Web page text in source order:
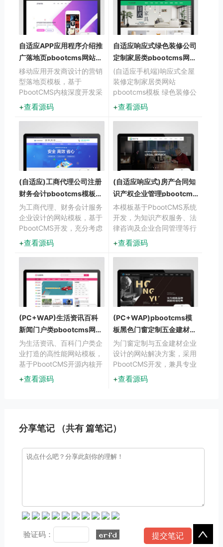
自适应APP应用程序介绍推
广落地页pbootcms网站源
码下载
移动应用开发商设计的营销
型落地页模板，基于
PbootCMS内核深度开发采
用前沿响应式架构，无缝适
配手机端操作习惯与PC端
展示需求。
查看源码
自适应响应式绿色装修公司
定制家居类pbootcms网站
下载
(自适应手机端)响应式全屋
装修定制家居类网站
pbootcms模板 绿色装修公
司网站源码下载PbootCMS
内核开发的网站模板，该模
板适用于装修定制网站、装
查看源码
(自适应)工商代理公司注册
财务会计pbootcms模板免
费下载
为工商代理、财务会计服务
企业设计的网站模板，基于
PbootCMS开发，充分考虑
了企业服务行业的展示需求
与客户转化路径。设计风格
专业严谨，布局清晰合理，
呈现企业服务内容与专业优
势。
查看源码
(自适应响应式)房产合同知
识产权企业管理pbootcms
模板下载
本模板基于PbootCMS系统
开发，为知识产权服务、法
律咨询及企业合同管理等行
业设计。采用严谨专业的布
局风格，突出法律文书与知
识产权服务行业特色，适合
展示各类法律服务和知识产
权相关内容。
查看源码
(PC+WAP)生活资讯百科
新闻门户类pbootcms网站
模板
为生活资讯、百科门户类企
业打造的高性能网站模板，
基于PbootCMS开源内核开
发，采用HTML5响应式架
构，PC与手机端实时数据
查看源码
(PC+WAP)pbootcms模
板黑色门窗定制五金建材网
站下载
为门窗定制与五金建材企业
设计的网站解决方案，采用
PbootCMS开发，兼具专业
展示与营销功能。黑色系设
计突显工业质感，响应式布
贸易、家具定制等相关行
查看源码
分享笔记 （共有篇笔记）
验证码：